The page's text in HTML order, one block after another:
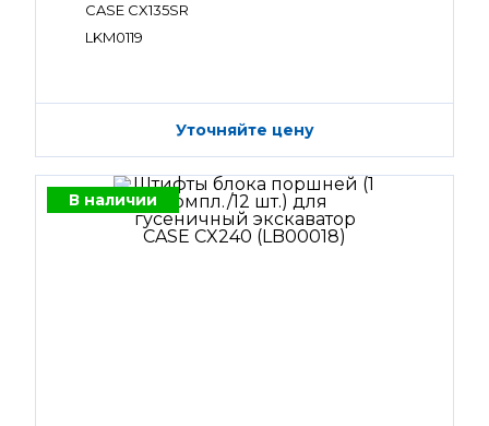
CASE CX135SR
LKM0119
Уточняйте цену
В наличии